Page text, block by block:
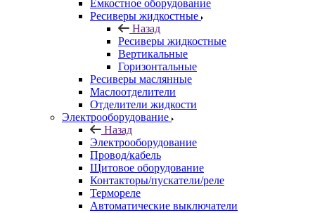
Емкостное оборудование
Ресиверы жидкостные
Назад
Ресиверы жидкостные
Вертикальные
Горизонтальные
Ресиверы маслянные
Маслоотделители
Отделители жидкости
Электрооборудование
Назад
Электрооборудование
Провод/кабель
Щитовое оборудование
Контакторы/пускатели/реле
Термореле
Автоматические выключатели